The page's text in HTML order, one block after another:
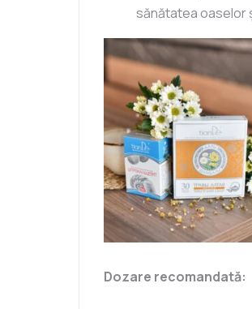
sănătatea oaselor
Dozare recomandată: